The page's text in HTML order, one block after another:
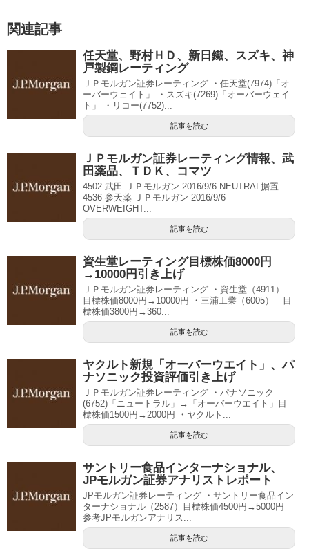
関連記事
任天堂、野村ＨＤ、新日鐵、スズキ、神
戸製鋼レーティング
ＪＰモルガン証券レーティング ・任天堂(7974)「オ
ーバーウェイト」 ・スズキ(7269)「オーバーウェイ
ト」 ・リコー(7752)...
記事を読む
ＪＰモルガン証券レーティング情報、武
田薬品、ＴＤＫ、コマツ
4502 武田 ＪＰモルガン 2016/9/6 NEUTRAL据置
4536 参天薬 ＪＰモルガン 2016/9/6
OVERWEIGHT...
記事を読む
資生堂レーティング目標株価8000円
→10000円引き上げ
ＪＰモルガン証券レーティング ・資生堂（4911）
目標株価8000円→10000円 ・三浦工業（6005） 目
標株価3800円→360...
記事を読む
ヤクルト新規「オーバーウエイト」、パ
ナソニック投資評価引き上げ
ＪＰモルガン証券レーティング ・パナソニック
(6752)「ニュートラル」→「オーバーウエイト」目
標株価1500円→2000円 ・ヤクルト...
記事を読む
サントリー食品インターナショナル、
JPモルガン証券アナリストレポート
JPモルガン証券レーティング ・サントリー食品イン
ターナショナル（2587）目標株価4500円→5000円
参考JPモルガンアナリス...
記事を読む